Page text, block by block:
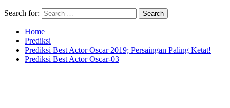
Search for:
Home
Prediksi
Prediksi Best Actor Oscar 2019; Persaingan Paling Ketat!
Prediksi Best Actor Oscar-03